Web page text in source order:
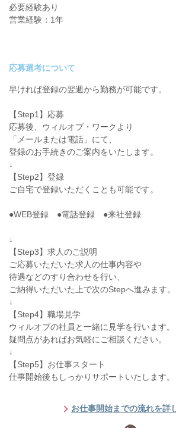
必要経験あり
営業経験：1年
応募選考について
早ければ登録の翌週から勤務が可能です。
【Step1】応募
応募後、ウィルオブ・ワークより
「メールまたは電話」にて、
登録のお手続きのご案内をいたします。
↓
【Step2】登録
ご自宅で登録いただくことも可能です。
●WEB登録 ●電話登録 ●来社登録
↓
【Step3】求人のご説明
ご応募いただいた求人の仕事内容や
待遇などのすり合わせを行い、
ご納得いただいた上で次のStepへ進みます。
↓
【Step4】職場見学
ウィルオブの社員と一緒に見学を行います。
疑問点があればお気軽にご相談ください。
↓
【Step5】お仕事スタート
仕事開始後もしっかりサポートいたします。
お仕事開始までの流れを詳